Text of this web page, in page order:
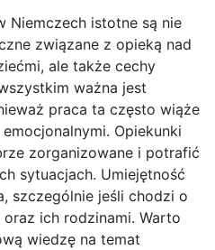
Niemczech istotne są nie
związane z opieką nad
ale także cechy
ważna jest
praca ta często wiąże
Opiekunki
zorganizowane i potrafić
sytuacjach. Umiejętność
szczególnie jeśli chodzi o
ich rodzinami. Warto
wiedzę na temat